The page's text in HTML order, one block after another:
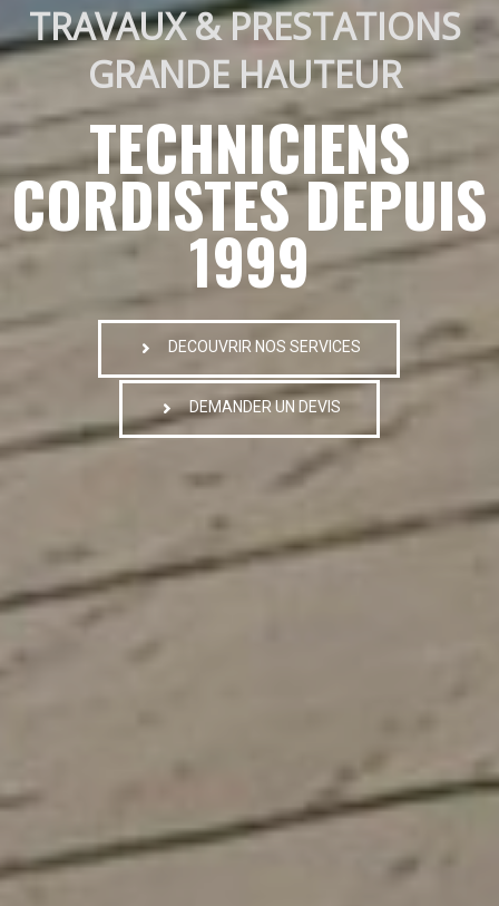
TRAVAUX & PRESTATIONS
GRANDE HAUTEUR
TECHNICIENS
CORDISTES DEPUIS
1999
DECOUVRIR NOS SERVICES
DEMANDER UN DEVIS